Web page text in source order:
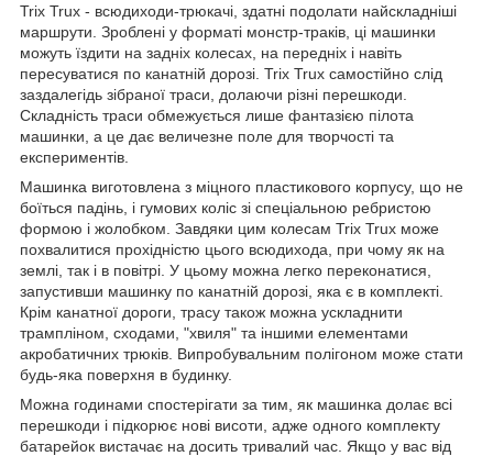
Trix Trux - всюдиходи-трюкачі, здатні подолати найскладніші
маршрути. Зроблені у форматі монстр-траків, ці машинки
можуть їздити на задніх колесах, на передніх і навіть
пересуватися по канатній дорозі. Trix Trux самостійно слід
заздалегідь зібраної траси, долаючи різні перешкоди.
Складність траси обмежується лише фантазією пілота
машинки, а це дає величезне поле для творчості та
експериментів.
Машинка виготовлена з міцного пластикового корпусу, що не
боїться падінь, і гумових коліс зі спеціальною ребристою
формою і жолобком. Завдяки цим колесам Trix Trux може
похвалитися прохідністю цього всюдихода, при чому як на
землі, так і в повітрі. У цьому можна легко переконатися,
запустивши машинку по канатній дорозі, яка є в комплекті.
Крім канатної дороги, трасу також можна ускладнити
трампліном, сходами, "хвиля" та іншими елементами
акробатичних трюків. Випробувальним полігоном може стати
будь-яка поверхня в будинку.
Можна годинами спостерігати за тим, як машинка долає всі
перешкоди і підкорює нові висоти, адже одного комплекту
батарейок вистачає на досить тривалий час. Якщо у вас від